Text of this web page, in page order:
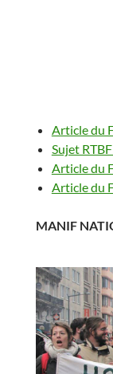
Article du
Sujet
Article du
Article du
MANIF